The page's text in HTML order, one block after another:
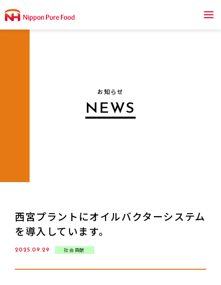
PURE:CLUB
お知らせ
NEWS
西宮プラントにオイルバクターシステム
を導入しています。
2025.09.29 社会貢献